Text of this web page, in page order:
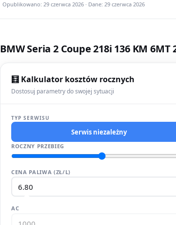
Opublikowano: 29 czerwca 2026 · Dane: 29 czerwca 2026
BMW Seria 2 Coupe 218i 136 KM
🧮 Kalkulator kosztów rocznych
Dostosuj parametry do swojej sytuacji
TYP SERWISU
Serwis niezależny
ROCZNY PRZEBIEG
CENA PALIWA (ZŁ/L)
AC